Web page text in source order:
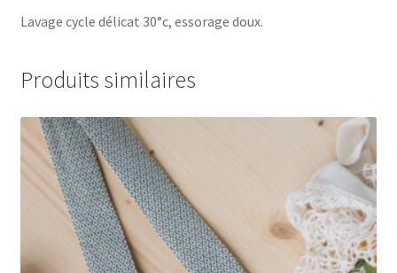
Lavage cycle délicat 30°c, essorage doux.
Produits similaires